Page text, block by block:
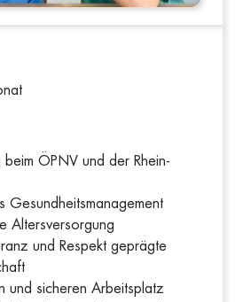
beim ÖPNV und der Rhein-
Gesundheitsmanagement
Altersversorgung
und Respekt geprägte
und sicheren Arbeitsplatz